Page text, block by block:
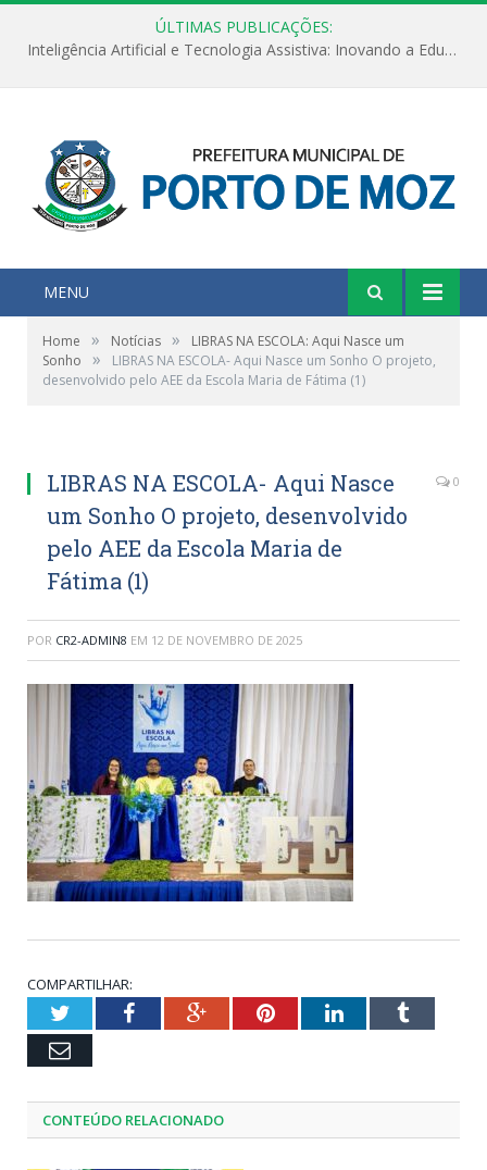
ÚLTIMAS PUBLICAÇÕES:
Inteligência Artificial e Tecnologia Assistiva: Inovando a Educação Especial e Inclusiva
MENU
Home » Notícias »
LIBRAS NA ESCOLA: Aqui Nasce um
Sonho
»
LIBRAS NA ESCOLA- Aqui Nasce um Sonho O projeto,
desenvolvido pelo AEE da Escola Maria de Fátima (1)
LIBRAS NA ESCOLA- Aqui Nasce
um Sonho O projeto, desenvolvido
pelo AEE da Escola Maria de
Fátima (1)
0
POR CR2-ADMIN8 EM 12 DE NOVEMBRO DE 2025
COMPARTILHAR:
TwitterFacebookGoogle+PinterestLinkedInTumblr
Email
CONTEÚDO RELACIONADO